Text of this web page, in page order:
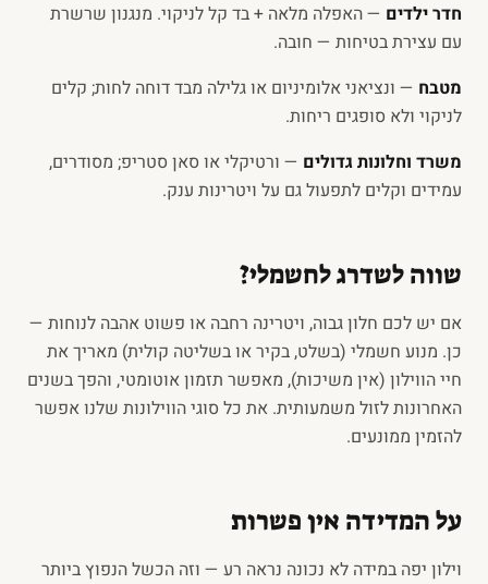
חדר ילדים — האפלה מלאה + בד קל לניקוי. מנגנון שרשרת
עם עצירת בטיחות — חובה.
מטבח — ונציאני אלומיניום או גלילה מבד דוחה לחות; קלים
לניקוי ולא סופגים ריחות.
משרד וחלונות גדולים — ורטיקלי או סאן סטריפ; מסודרים,
עמידים וקלים לתפעול גם על ויטרינות ענק.
שווה לשדרג לחשמלי?
אם יש לכם חלון גבוה, ויטרינה רחבה או פשוט אהבה לנוחות —
כן. מנוע חשמלי (בשלט, בקיר או בשליטה קולית) מאריך את
חיי הווילון (אין משיכות), מאפשר תזמון אוטומטי, והפך בשנים
האחרונות לזול משמעותית. את כל סוגי הווילונות שלנו אפשר
להזמין ממונעים.
על המדידה אין פשרות
וילון יפה במידה לא נכונה נראה רע — וזה הכשל הנפוץ ביותר